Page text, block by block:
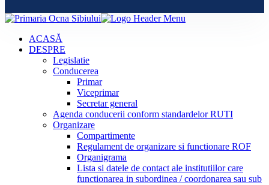
ACASĂ
DESPRE
Legislatie
Conducerea
Primar
Viceprimar
Secretar general
Agenda conducerii conform standardelor RUTI
Organizare
Compartimente
Regulament de organizare si functionare ROF
Organigrama
Lista si datele de contact ale institutiilor care
functionarea in subordinea / coordonarea sau sub